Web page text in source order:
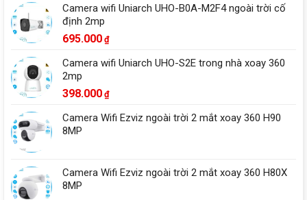
Camera wifi Uniarch UHO-B0A-M2F4 ngoài trời cố
định 2mp
695.000 ₫
Camera wifi Uniarch UHO-S2E trong nhà xoay 360
2mp
398.000 ₫
Camera Wifi Ezviz ngoài trời 2 mắt xoay 360 H90
8MP
Camera Wifi Ezviz ngoài trời 2 mắt xoay 360 H80X
8MP